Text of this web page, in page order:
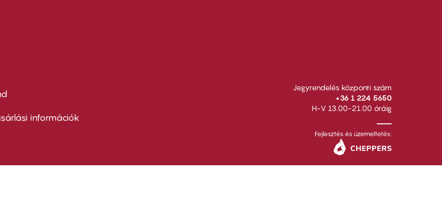
információk
Jegyrendelés központi szám
+36 1 224 5650
H-V 13.00-21.00 óráig
Fejlesztés és üzemeltetés: